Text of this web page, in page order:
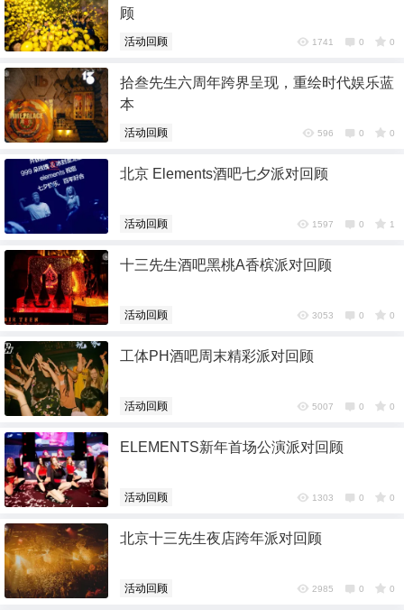
顾
活动回顾 1741 0 0
拾叁先生六周年跨界呈现，重绘时代娱乐蓝
本
活动回顾 596 0 0
北京 Elements酒吧七夕派对回顾
活动回顾 1597 0 1
十三先生酒吧黑桃A香槟派对回顾
活动回顾 3053 0 0
工体PH酒吧周末精彩派对回顾
活动回顾 5007 0 0
ELEMENTS新年首场公演派对回顾
活动回顾 1303 0 0
北京十三先生夜店跨年派对回顾
活动回顾 2985 0 0
您没有权限发布内容，请购买会员或者提升权
限。
6位以上
6位以上
忘记密码？ 找回 已有帐号？登录
社交帐号直接登录